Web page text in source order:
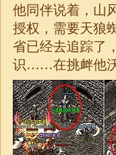
他同伴说着，山
授权，需要天狼
省已经去追踪了，
识……在挑衅他